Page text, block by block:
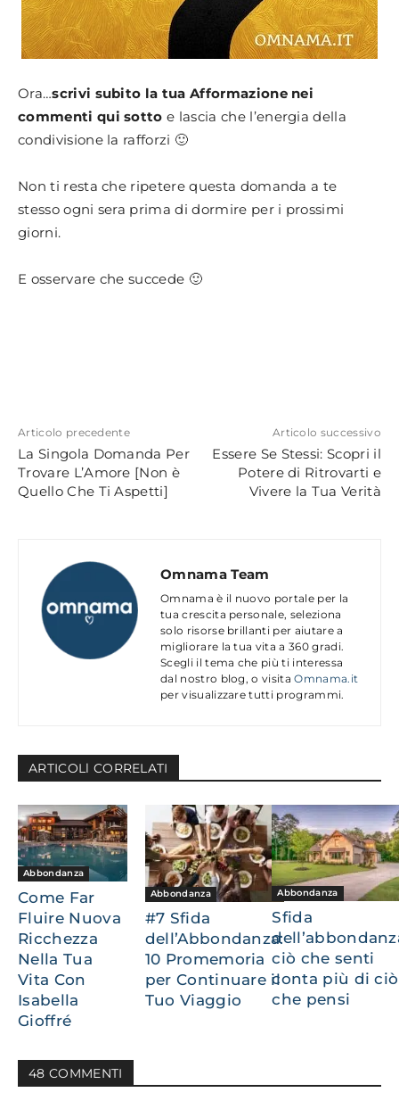
Ora…scrivi subito la tua Afformazione nei
commenti qui sotto e lascia che l’energia della
condivisione la rafforzi 🙂
Non ti resta che ripetere questa domanda a te
stesso ogni sera prima di dormire per i prossimi
giorni.
E osservare che succede 🙂
Articolo precedente
La Singola Domanda Per
Trovare L’Amore [Non è
Quello Che Ti Aspetti]
Articolo successivo
Essere Se Stessi: Scopri il
Potere di Ritrovarti e
Vivere la Tua Verità
Omnama Team
Omnama è il nuovo portale per la
tua crescita personale, seleziona
solo risorse brillanti per aiutare a
migliorare la tua vita a 360 gradi.
Scegli il tema che più ti interessa
dal nostro blog, o visitaOmnama.it
per visualizzare tutti programmi.
ARTICOLl CORRELATI
Abbondanza
Come Far
Fluire Nuova
Ricchezza
Nella Tua
Vita Con
Isabella
Gioffré
Abbondanza
#7 Sfida
dell’Abbondanza:
10 Promemoria
per Continuare il
Tuo Viaggio
Abbondanza
Sfida
ciò che senti
conta più di ciò
che pensi
48 COMMENTI